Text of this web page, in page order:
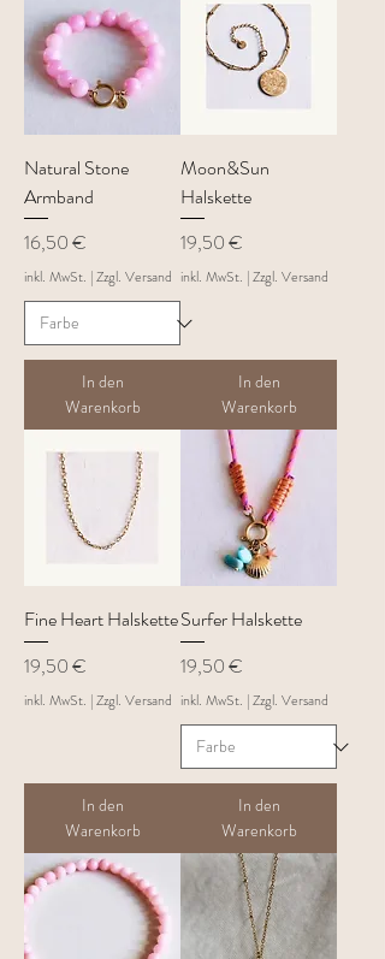
Natural Stone
Armband
Preis
16,50 €
inkl. MwSt. |Zzgl. Versand
In den
Warenkorb
Moon&Sun
Halskette
Preis
19,50 €
inkl. MwSt. |Zzgl. Versand
In den
Warenkorb
Fine Heart Halskette
Preis
19,50 €
inkl. MwSt. |Zzgl. Versand
In den
Warenkorb
Surfer Halskette
Preis
19,50 €
inkl. MwSt. |Zzgl. Versand
In den
Warenkorb